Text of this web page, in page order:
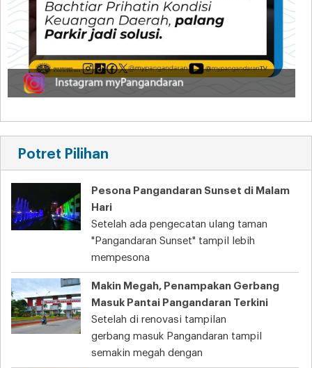
Potret Pilihan
Pesona Pangandaran Sunset di Malam
Hari
Setelah ada pengecatan ulang taman
"Pangandaran Sunset" tampil lebih
mempesona
Makin Megah, Penampakan Gerbang
Masuk Pantai Pangandaran Terkini
Setelah di renovasi tampilan
gerbang masuk Pangandaran tampil
semakin megah dengan